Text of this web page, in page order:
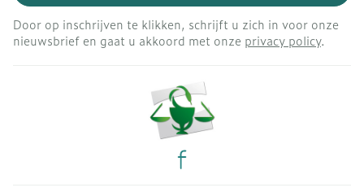
Door op inschrijven te klikken, schrijft u zich in voor onze
nieuwsbrief en gaat u akkoord met onze privacy policy.